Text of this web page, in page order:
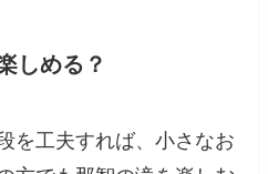
しめる？
を工夫すれば、小さなお